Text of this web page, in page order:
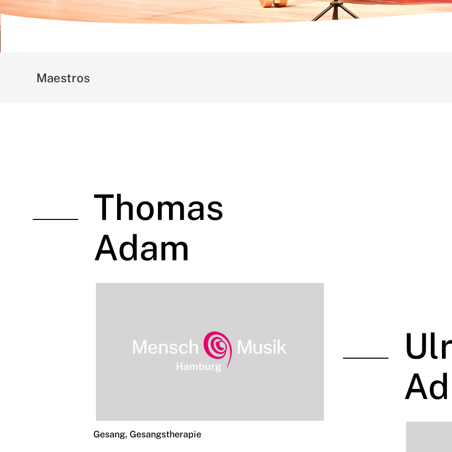
Maestros
Thomas
Adam
Gesang, Gesangstherapie